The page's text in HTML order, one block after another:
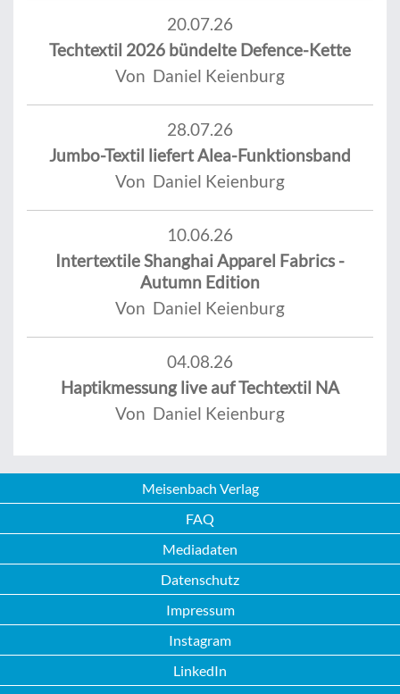
20.07.26
Techtextil 2026 bündelte Defence-Kette
Von Daniel Keienburg
28.07.26
Jumbo-Textil liefert Alea-Funktionsband
Von Daniel Keienburg
10.06.26
Intertextile Shanghai Apparel Fabrics -
Autumn Edition
Von Daniel Keienburg
04.08.26
Haptikmessung live auf Techtextil NA
Von Daniel Keienburg
Meisenbach Verlag
FAQ
Mediadaten
Datenschutz
Impressum
Instagram
LinkedIn